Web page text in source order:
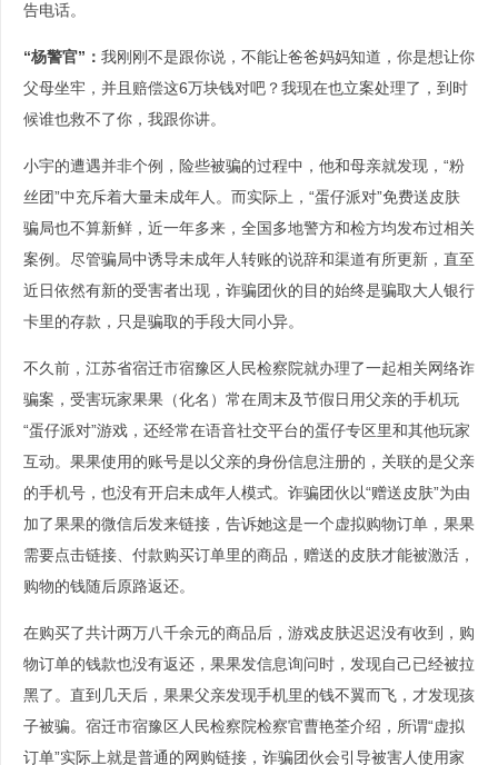
告电话。
“杨警官”： 我刚刚不是跟你说，不能让爸爸妈妈知道，你是想让你
父母坐牢，并且赔偿这6万块钱对吧？我现在也立案处理了，到时
候谁也救不了你，我跟你讲。
小宇的遭遇并非个例，险些被骗的过程中，他和母亲就发现，“粉
丝团”中充斥着大量未成年人。而实际上，“蛋仔派对”免费送皮肤
骗局也不算新鲜，近一年多来，全国多地警方和检方均发布过相关
案例。尽管骗局中诱导未成年人转账的说辞和渠道有所更新，直至
近日依然有新的受害者出现，诈骗团伙的目的始终是骗取大人银行
卡里的存款，只是骗取的手段大同小异。
不久前，江苏省宿迁市宿豫区人民检察院就办理了一起相关网络诈
骗案，受害玩家果果（化名）常在周末及节假日用父亲的手机玩
“蛋仔派对”游戏，还经常在语音社交平台的蛋仔专区里和其他玩家
互动。果果使用的账号是以父亲的身份信息注册的，关联的是父亲
的手机号，也没有开启未成年人模式。诈骗团伙以“赠送皮肤”为由
加了果果的微信后发来链接，告诉她这是一个虚拟购物订单，果果
需要点击链接、付款购买订单里的商品，赠送的皮肤才能被激活，
购物的钱随后原路返还。
在购买了共计两万八千余元的商品后，游戏皮肤迟迟没有收到，购
物订单的钱款也没有返还，果果发信息询问时，发现自己已经被拉
黑了。直到几天后，果果父亲发现手机里的钱不翼而飞，才发现孩
子被骗。宿迁市宿豫区人民检察院检察官曹艳荃介绍，所谓“虚拟
订单”实际上就是普通的网购链接，诈骗团伙会引导被害人使用家